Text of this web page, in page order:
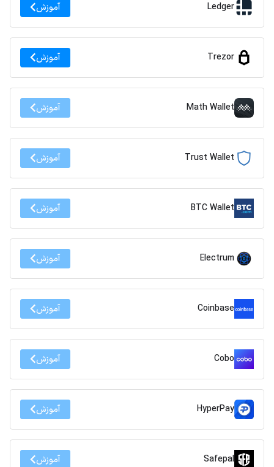
Ledger آموزش
Trezor آموزش
Math Wallet آموزش
Trust Wallet آموزش
BTC Wallet آموزش
Electrum آموزش
Coinbase آموزش
Cobo آموزش
HyperPay آموزش
Safepal آموزش